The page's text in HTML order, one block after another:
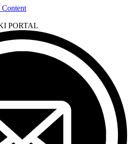
Content
PORTAL